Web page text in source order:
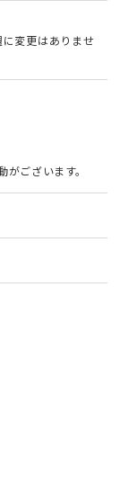
変更はありませ
ございます。